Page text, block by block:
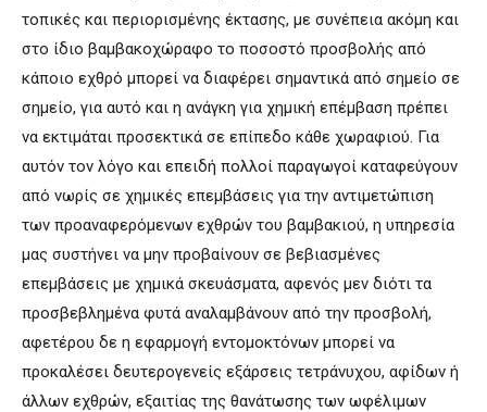
τοπικές και περιορισμένης έκτασης, με συνέπεια ακόμη και
στο ίδιο βαμβακοχώραφο το ποσοστό προσβολής από
κάποιο εχθρό μπορεί να διαφέρει σημαντικά από σημείο σε
σημείο, για αυτό και η ανάγκη για χημική επέμβαση πρέπει
να εκτιμάται προσεκτικά σε επίπεδο κάθε χωραφιού. Για
αυτόν τον λόγο και επειδή πολλοί παραγωγοί καταφεύγουν
από νωρίς σε χημικές επεμβάσεις για την αντιμετώπιση
των προαναφερόμενων εχθρών του βαμβακιού, η υπηρεσία
μας συστήνει να μην προβαίνουν σε βεβιασμένες
επεμβάσεις με χημικά σκευάσματα, αφενός μεν διότι τα
προσβεβλημένα φυτά αναλαμβάνουν από την προσβολή,
αφετέρου δε η εφαρμογή εντομοκτόνων μπορεί να
προκαλέσει δευτερογενείς εξάρσεις τετράνυχου, αφίδων ή
άλλων εχθρών, εξαιτίας της θανάτωσης των ωφέλιμων